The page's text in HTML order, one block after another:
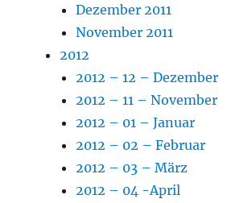
Dezember 2011
November 2011
2012
2012 – 12 – Dezember
2012 – 11 – November
2012 – 01 – Januar
2012 – 02 – Februar
2012 – 03 – März
2012 – 04 -April